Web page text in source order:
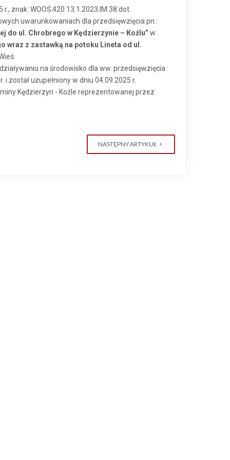
znak: WOOŚ.420.13.1.2023.IM.38 dot.
uwarunkowaniach dla przedsięwzięcia pn.:
do ul. Chrobrego w Kędzierzynie – Koźlu” w
wraz z zastawką na potoku Lineta od ul.
na środowisko dla ww. przedsięwzięcia
został uzupełniony w dniu 04.09.2025 r.
Kędzierzyn - Koźle reprezentowanej przez
NASTĘPNY ARTYKUŁ